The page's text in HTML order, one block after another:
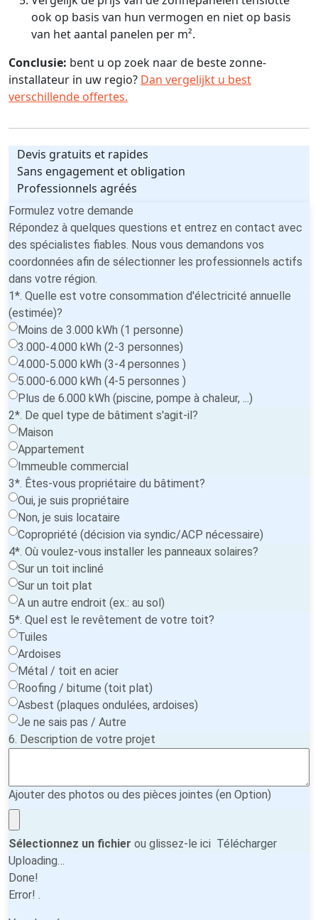
ook op basis van hun vermogen en niet op basis
van het aantal panelen per m².
Conclusie: bent u op zoek naar de beste zonne-
installateur in uw regio? Dan vergelijkt u best
verschillende offertes.
Devis gratuits et rapides
Sans engagement et obligation
Professionnels agréés
Formulez votre demande
Répondez à quelques questions et entrez en contact avec
des spécialistes fiables. Nous vous demandons vos
coordonnées afin de sélectionner les professionnels actifs
dans votre région.
1*. Quelle est votre consommation d'électricité annuelle
(estimée)?
Moins de 3.000 kWh (1 personne)
3.000-4.000 kWh (2-3 personnes)
4.000-5.000 kWh (3-4 personnes )
5.000-6.000 kWh (4-5 personnes )
Plus de 6.000 kWh (piscine, pompe à chaleur, ...)
2*. De quel type de bâtiment s'agit-il?
Maison
Appartement
Immeuble commercial
3*. Êtes-vous propriétaire du bâtiment?
Oui, je suis propriétaire
Non, je suis locataire
Copropriété (décision via syndic/ACP nécessaire)
4*. Où voulez-vous installer les panneaux solaires?
Sur un toit incliné
Sur un toit plat
A un autre endroit (ex.: au sol)
5*. Quel est le revêtement de votre toit?
Tuiles
Ardoises
Métal / toit en acier
Roofing / bitume (toit plat)
Asbest (plaques ondulées, ardoises)
Je ne sais pas / Autre
6. Description de votre projet
Ajouter des photos ou des pièces jointes (en Option)
Sélectionnez un fichier ou glissez-le ici Télécharger
Uploading…
Done!
Error! .